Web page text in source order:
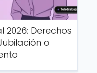
2026: Derechos
o